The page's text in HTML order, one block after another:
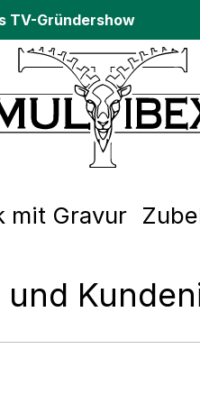
TV-Gründershow
mit Gravur